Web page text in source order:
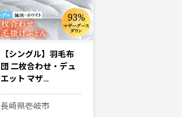
【シングル】羽毛布
団 二枚合わせ・デュ
エット マザ…
長崎県壱岐市